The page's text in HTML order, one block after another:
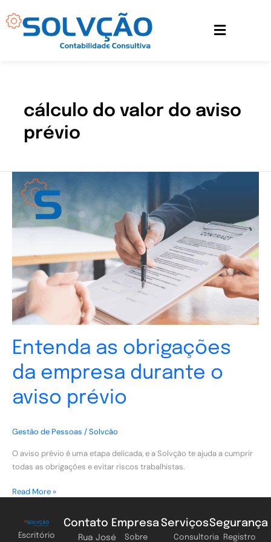
para
cálculo do valor do aviso
prévio
Entenda as obrigações
da empresa durante o
aviso prévio
Gestão de Pessoas /Solvcão
O aviso prévio é uma etapa delicada, e a Solvção te ajuda a cumprir
todas as obrigações e evitar riscos trabalhistas.
Entenda
as
obrigações
da
empresa
o
aviso
prévio
Read More »
Escritório
Contato
Rua José
Empresa
Sobre
Serviços
Consultoria
Segurança
Registro